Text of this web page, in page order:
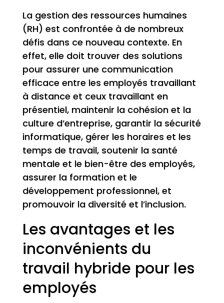
La gestion des ressources humaines
(RH) est confrontée à de nombreux
défis dans ce nouveau contexte. En
effet, elle doit trouver des solutions
pour assurer une communication
efficace entre les employés travaillant
à distance et ceux travaillant en
présentiel, maintenir la cohésion et la
culture d’entreprise, garantir la sécurité
informatique, gérer les horaires et les
temps de travail, soutenir la santé
mentale et le bien-être des employés,
assurer la formation et le
développement professionnel, et
promouvoir la diversité et l’inclusion.
Les avantages et les
inconvénients du
travail hybride pour les
employés